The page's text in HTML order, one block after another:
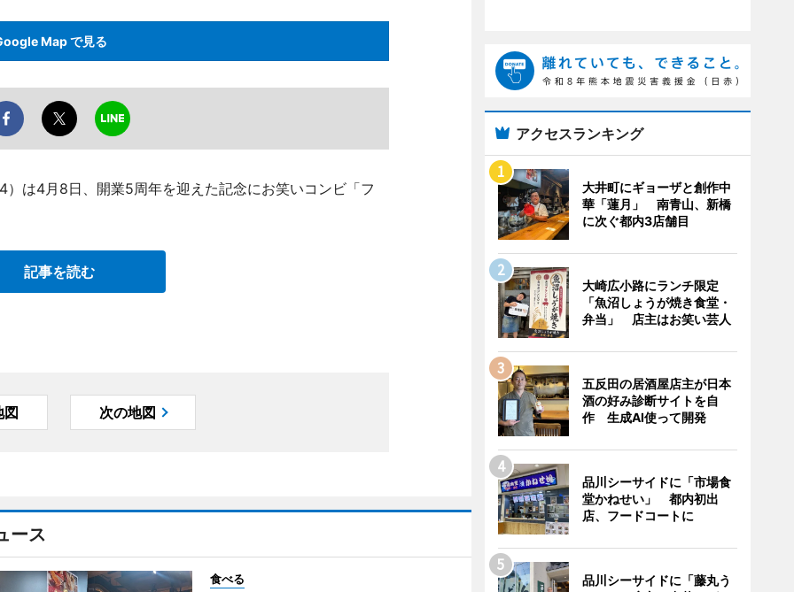
Map で見る
は4月8日、開業5周年を迎えた記念にお笑いコンビ「フ
記事を読む
図 次の地図
ース
食べる
アクセスランキング
大井町にギョーザと創作中
華「蓮月」 南青山、新橋
に次ぐ都内3店舗目
大崎広小路にランチ限定
「魚沼しょうが焼き食堂・
弁当」 店主はお笑い芸人
五反田の居酒屋店主が日本
酒の好み診断サイトを自
作 生成AI使って開発
品川シーサイドに「市場食
堂かねせい」 都内初出
店、フードコートに
品川シーサイドに「藤丸う